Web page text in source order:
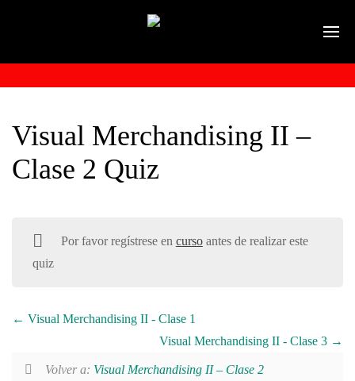
Visual Merchandising II –
Clase 2 Quiz
Por favor regístrese en cursoantes de realizar este
quiz
Visual Merchandising II - Clase 1
Visual Merchandising II - Clase 3
Volver a: Visual Merchandising II – Clase 2